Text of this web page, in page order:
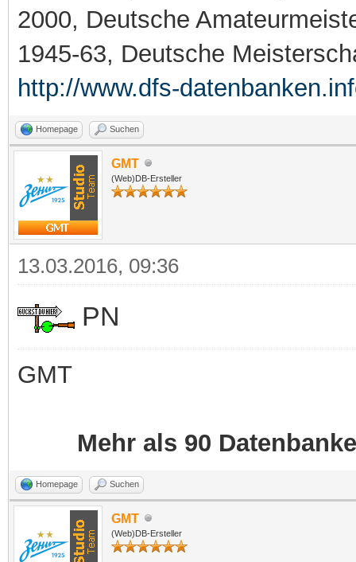
Datenbank Westfalenligen,
Dortmund, Unna/Hamm,
2000, Deutsche
1945-63, Deutsche
http://www.dfs-
Homepage
GMT
13.03.2016, 09:36
GMT
Mehr als 90